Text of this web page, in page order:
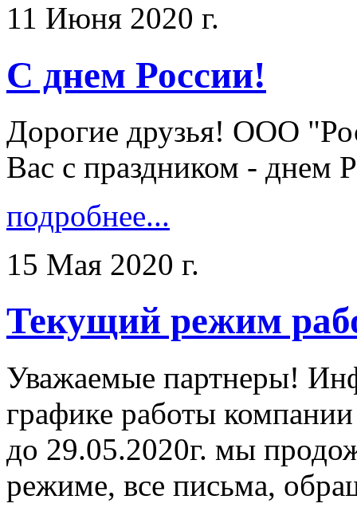
11 Июня 2020 г.
С днем России!
Дорогие друзья! ООО
Вас с праздником - днем
подробнее...
15 Мая 2020 г.
Текущий режим
Уважаемые партнеры!
графике работы
до 29.05.2020г. мы
режиме, все письма,